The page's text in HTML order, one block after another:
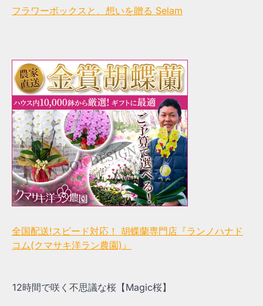
フラワーボックスと、想いを贈る Selam
全国配送!スピード対応！ 胡蝶蘭専門店『ランノハナド
コム(クマサキ洋ラン農園)』
12時間で咲く不思議な桜【Magic桜】